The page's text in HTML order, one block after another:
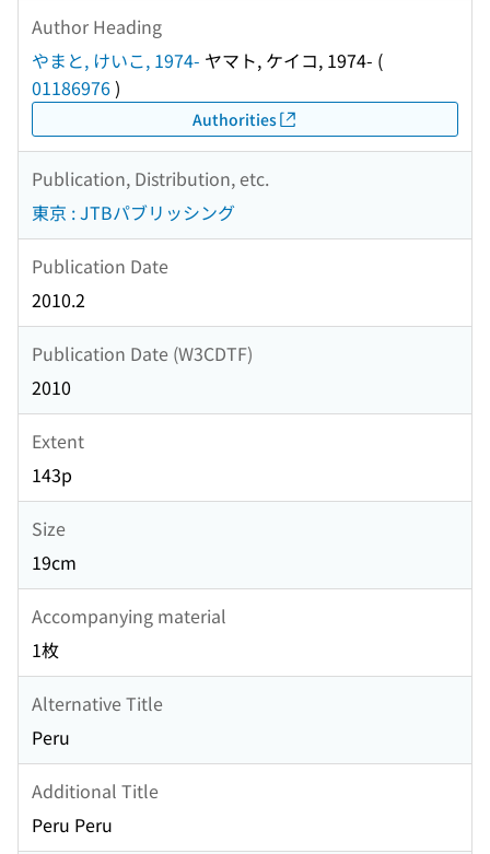
Author Heading
やまと, けいこ, 1974- ヤマト, ケイコ, 1974- (
01186976)
Authorities
Publication, Distribution, etc.
東京 : JTBパブリッシング
Publication Date
2010.2
Publication Date (W3CDTF)
2010
Extent
143p
Size
19cm
Accompanying material
1枚
Alternative Title
Peru
Additional Title
Peru Peru